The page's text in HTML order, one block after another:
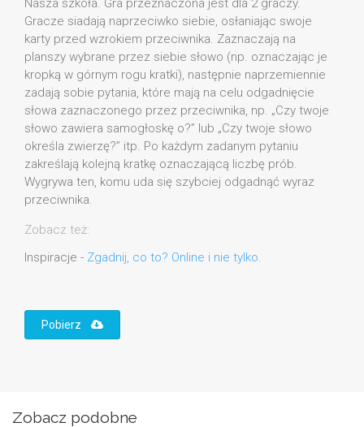
Nasza szkoła. Gra przeznaczona jest dla 2 graczy.
Gracze siadają naprzeciwko siebie, osłaniając swoje
karty przed wzrokiem przeciwnika. Zaznaczają na
planszy wybrane przez siebie słowo (np. oznaczając je
kropką w górnym rogu kratki), następnie naprzemiennie
zadają sobie pytania, które mają na celu odgadnięcie
słowa zaznaczonego przez przeciwnika, np. „Czy twoje
słowo zawiera samogłoskę o?” lub „Czy twoje słowo
określa zwierzę?” itp. Po każdym zadanym pytaniu
zakreślają kolejną kratkę oznaczającą liczbę prób.
Wygrywa ten, komu uda się szybciej odgadnąć wyraz
przeciwnika.
Zobacz też:
Inspiracje - Zgadnij, co to? Online i nie tylko.
Pobierz
Zobacz podobne